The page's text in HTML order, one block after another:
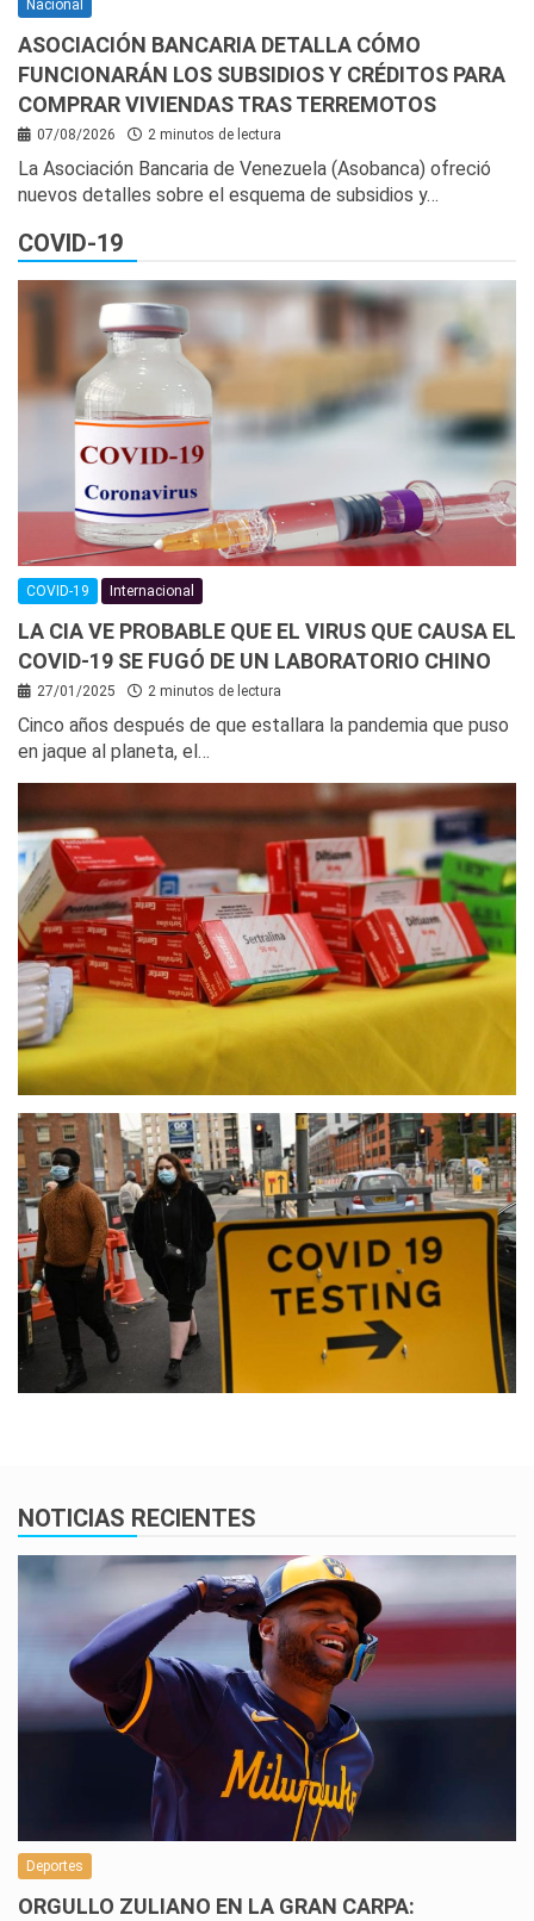
Nacional
ASOCIACIÓN BANCARIA DETALLA CÓMO
FUNCIONARÁN LOS SUBSIDIOS Y CRÉDITOS PARA
COMPRAR VIVIENDAS TRAS TERREMOTOS
07/08/2026 2 minutos de lectura
La Asociación Bancaria de Venezuela (Asobanca) ofreció
nuevos detalles sobre el esquema de subsidios y…
COVID-19
COVID-19 Internacional
LA CIA VE PROBABLE QUE EL VIRUS QUE CAUSA EL
COVID-19 SE FUGÓ DE UN LABORATORIO CHINO
27/01/2025 2 minutos de lectura
Cinco años después de que estallara la pandemia que puso
en jaque al planeta, el…
NOTICIAS RECIENTES
Deportes
ORGULLO ZULIANO EN LA GRAN CARPA: